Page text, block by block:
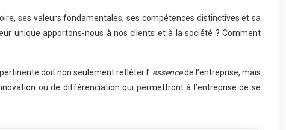
ses valeurs fondamentales, ses compétences distinctives et sa
unique apportons-nous à nos clients et à la société ? Comment
doit non seulement refléter l’ essencede l’entreprise, mais
ou de différenciation qui permettront à l’entreprise de se